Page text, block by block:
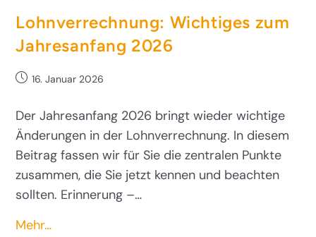
Lohnverrechnung: Wichtiges zum
Jahresanfang 2026
16. Januar 2026
Der Jahresanfang 2026 bringt wieder wichtige
Änderungen in der Lohnverrechnung. In diesem
Beitrag fassen wir für Sie die zentralen Punkte
zusammen, die Sie jetzt kennen und beachten
sollten. Erinnerung –…
Mehr…